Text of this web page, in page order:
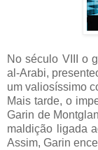
No século VIII o
al-Arabi,
um valiosíssimo
Mais tarde, o
Garin de
maldição ligada
Assim, Garin